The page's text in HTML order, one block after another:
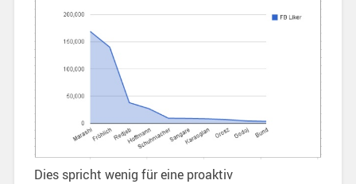
Dies spricht wenig für eine proaktiv